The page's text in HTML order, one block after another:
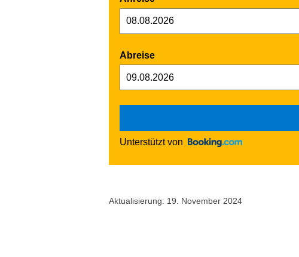
Abreise
Unterstützt von
Aktualisierung: 19. November 2024